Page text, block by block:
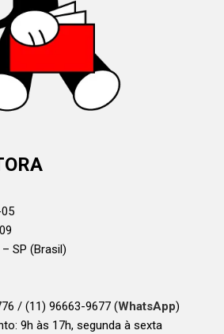
SP (Brasil)
/ (11) 96663-9677 (WhatsApp)
9h às 17h, segunda à sexta